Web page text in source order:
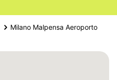
Milano Malpensa Aeroporto